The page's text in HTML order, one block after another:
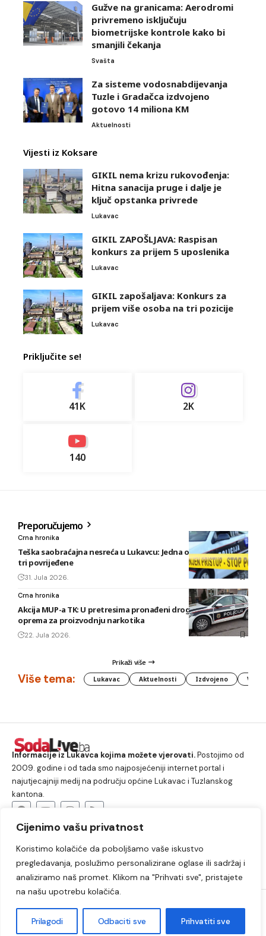
Cijenimo vašu privatnost
Koristimo kolačiće da poboljšamo vaše iskustvo
pregledavanja, poslužimo personalizirane oglase ili sadržaj i
analiziramo naš promet. Klikom na "Prihvati sve", pristajete
na našu upotrebu kolačića.
Prilagodi Odbaciti sve Prihvatiti sve
Gužve na granicama: Aerodromi
privremeno isključuju
biometrijske kontrole kako bi
smanjili čekanja
Svašta
Za sisteme vodosnabdijevanja
Tuzle i Gradačca izdvojeno
gotovo 14 miliona KM
Aktuelnosti
Vijesti iz Koksare
GIKIL nema krizu rukovođenja:
Hitna sanacija pruge i dalje je
ključ opstanka privrede
Lukavac
GIKIL ZAPOŠLJAVA: Raspisan
konkurs za prijem 5 uposlenika
Lukavac
GIKIL zapošaljava: Konkurs za
prijem više osoba na tri pozicije
Lukavac
Priključite se!
41K 2K
140
Preporučujemo
Crna hronika
Teška saobraćajna nesreća u Lukavcu: Jedna osoba poginula,
tri povrijeđene
31. Jula 2026.
Crna hronika
Akcija MUP-a TK: U pretresima pronađeni droga, oružje i
oprema za proizvodnju narkotika
22. Jula 2026.
Prikaži više
Više tema: Lukavac Aktuelnosti Izdvojeno
Informacije iz Lukavca kojima možete vjerovati.Postojimo od
2009. godine i od tada smo najposjećeniji internet portal i
najutjecajniji medij na području općine Lukavac i Tuzlanskog
kantona.
Lukavac Društvo Crna hronika
Sport
Kultura
Kolumne Slobodno vrijeme